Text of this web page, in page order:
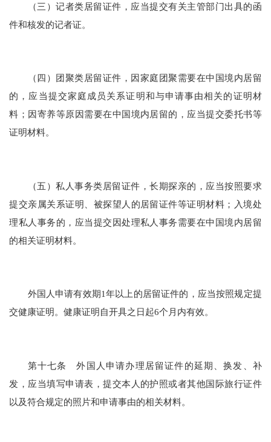
（三）记者类居留证件，应当提交有关主管部门出具的函
件和核发的记者证。
（四）团聚类居留证件，因家庭团聚需要在中国境内居留
的，应当提交家庭成员关系证明和与申请事由相关的证明材
料；因寄养等原因需要在中国境内居留的，应当提交委托书等
证明材料。
（五）私人事务类居留证件，长期探亲的，应当按照要求
提交亲属关系证明、被探望人的居留证件等证明材料；入境处
理私人事务的，应当提交因处理私人事务需要在中国境内居留
的相关证明材料。
外国人申请有效期1年以上的居留证件的，应当按照规定提
交健康证明。健康证明自开具之日起6个月内有效。
第十七条 外国人申请办理居留证件的延期、换发、补
发，应当填写申请表，提交本人的护照或者其他国际旅行证件
以及符合规定的照片和申请事由的相关材料。